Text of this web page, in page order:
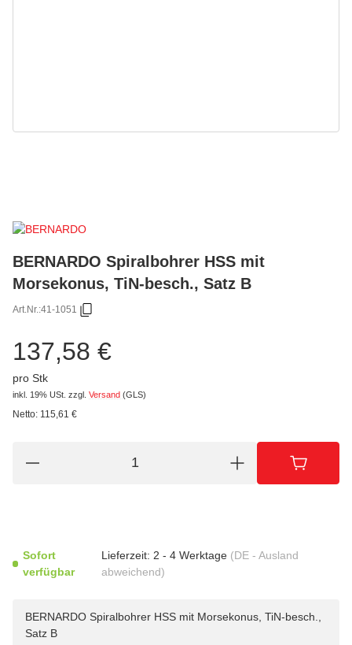
BERNARDO Spiralbohrer HSS mit
Morsekonus, TiN-besch., Satz B
Art.Nr.:41-1051
137,58 €
pro Stk
inkl. 19% USt. zzgl. Versand (GLS)
Netto: 115,61 €
Sofort
verfügbar
Lieferzeit: 2 - 4 Werktage (DE - Ausland
abweichend)
BERNARDO Spiralbohrer HSS mit Morsekonus, TiN-besch.,
Satz B